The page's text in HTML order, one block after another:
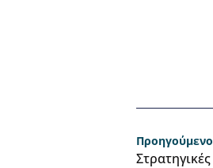
Προηγούμενο